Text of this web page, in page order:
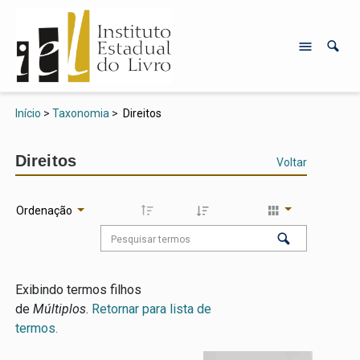
Início > Taxonomia > Direitos
Direitos Voltar
Ordenação
Exibindo termos filhos
de Múltiplos. Retornar para lista de
termos.